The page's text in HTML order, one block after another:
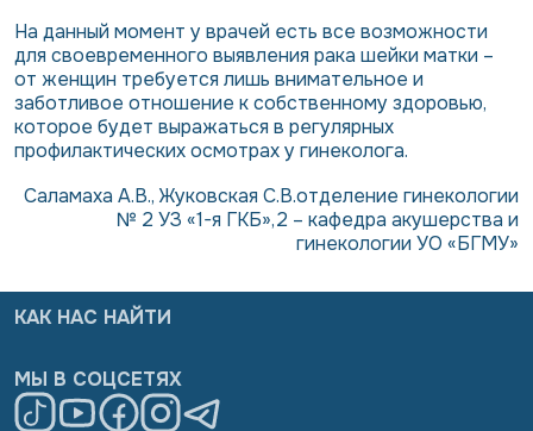
На данный момент у врачей есть все возможности
для своевременного выявления рака шейки матки –
от женщин требуется лишь внимательное и
заботливое отношение к собственному здоровью,
которое будет выражаться в регулярных
профилактических осмотрах у гинеколога.
Саламаха А.В., Жуковская С.В.отделение гинекологии
№ 2 УЗ «1-я ГКБ»,2 – кафедра акушерства и
гинекологии УО «БГМУ»
КАК НАС НАЙТИ
МЫ В СОЦСЕТЯХ